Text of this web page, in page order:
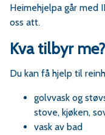
Heimehjelpa går med
oss att.
Kva tilbyr me?
Du kan få hjelp til
golvvask og
stove, kjøken,
vask av bad